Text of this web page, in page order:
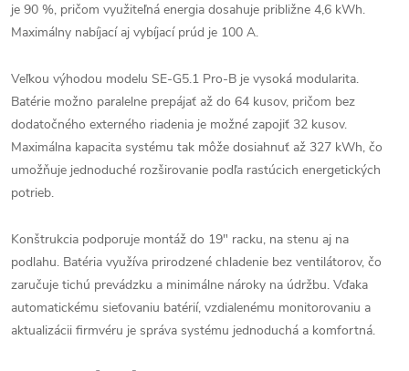
je 90 %, pričom využiteľná energia dosahuje približne 4,6 kWh.
Maximálny nabíjací aj vybíjací prúd je 100 A.
Veľkou výhodou modelu SE-G5.1 Pro-B je vysoká modularita.
Batérie možno paralelne prepájať až do 64 kusov, pričom bez
dodatočného externého riadenia je možné zapojiť 32 kusov.
Maximálna kapacita systému tak môže dosiahnuť až 327 kWh, čo
umožňuje jednoduché rozširovanie podľa rastúcich energetických
potrieb.
Konštrukcia podporuje montáž do 19" racku, na stenu aj na
podlahu. Batéria využíva prirodzené chladenie bez ventilátorov, čo
zaručuje tichú prevádzku a minimálne nároky na údržbu. Vďaka
automatickému sieťovaniu batérií, vzdialenému monitorovaniu a
aktualizácii firmvéru je správa systému jednoduchá a komfortná.